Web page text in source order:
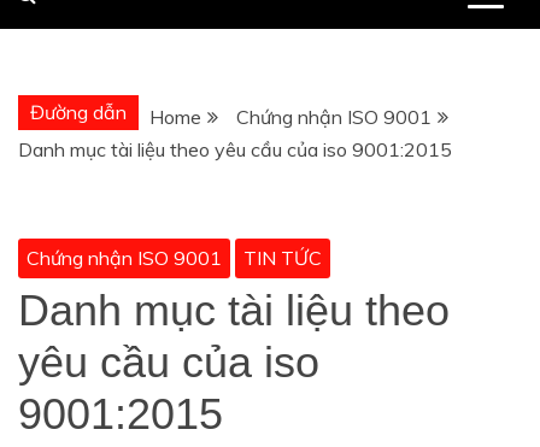
Đường dẫn Home
Chứng nhận ISO 9001
Danh mục tài liệu theo yêu cầu của iso 9001:2015
Chứng nhận ISO 9001 TIN TỨC
Danh mục tài liệu theo
yêu cầu của iso
9001:2015